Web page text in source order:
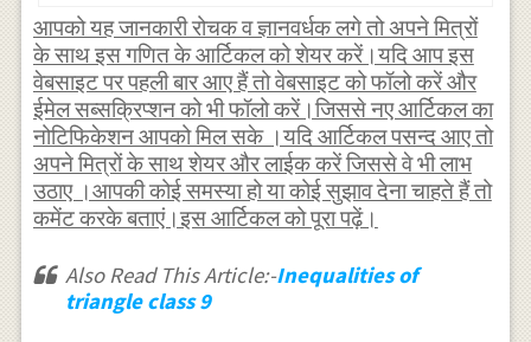
आपको यह जानकारी रोचक व ज्ञानवर्धक लगे तो अपने मित्रों
के साथ इस गणित के आर्टिकल को शेयर करें।यदि आप इस
वेबसाइट पर पहली बार आए हैं तो वेबसाइट को फॉलो करें और
ईमेल सब्सक्रिप्शन को भी फॉलो करें।जिससे नए आर्टिकल का
नोटिफिकेशन आपको मिल सके ।यदि आर्टिकल पसन्द आए तो
अपने मित्रों के साथ शेयर और लाईक करें जिससे वे भी लाभ
उठाए ।आपकी कोई समस्या हो या कोई सुझाव देना चाहते हैं तो
कमेंट करके बताएं।इस आर्टिकल को पूरा पढ़ें।
Also Read This Article:-Inequalities of
triangle class 9